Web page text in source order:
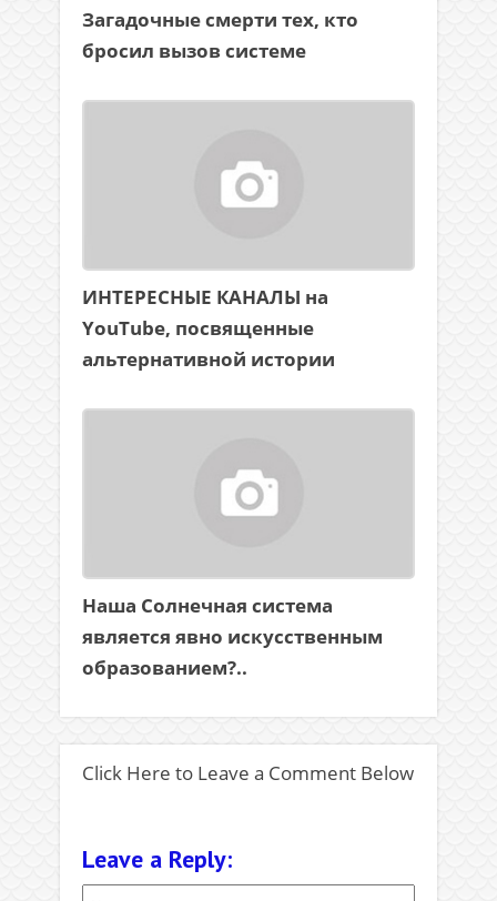
Загадочные смерти тех, кто
бросил вызов системе
ИНТЕРЕСНЫЕ КАНАЛЫ на
YouTube, посвященные
альтернативной истории
Наша Солнечная система
является явно искусственным
образованием?..
Click Here to Leave a Comment Below
Leave a Reply: